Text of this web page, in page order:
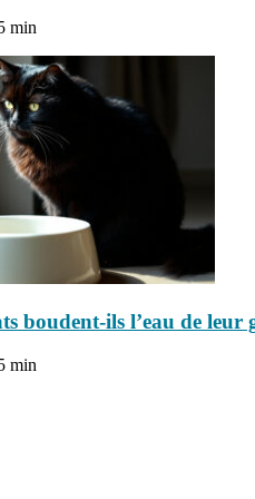
min
boudent-ils l’eau de leur
min